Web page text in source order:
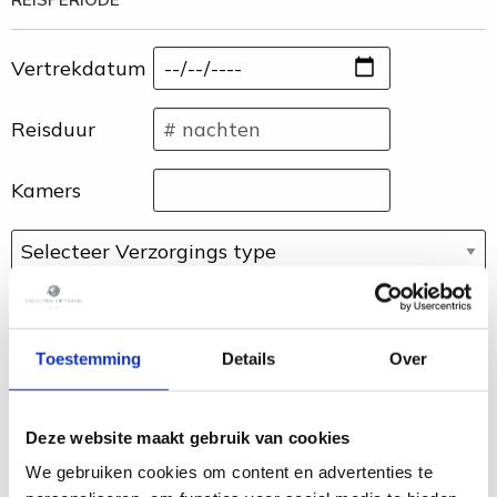
Toestemming Details Over
Deze website maakt gebruik van cookies
We gebruiken cookies om content en advertenties te
Vertrekdatum
Reisduur
Kamers
BUDGET (TOTALE REISSOM)
€ 0
AANVULLENDE INFORMATIE